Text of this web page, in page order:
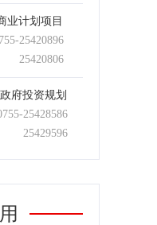
业计划项目
25420896
25420806
政府投资规划
25428586
25429596